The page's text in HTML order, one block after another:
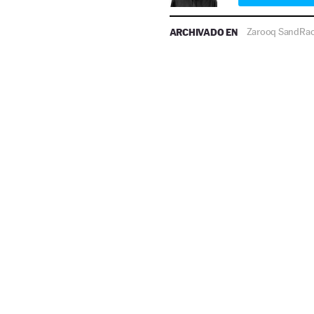
ARCHIVADO EN Zarooq